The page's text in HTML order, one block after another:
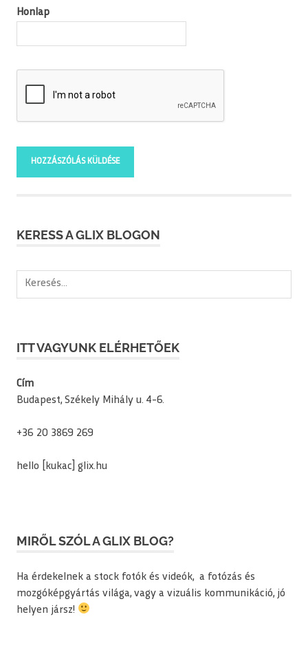
Honlap
KERESS A GLIX BLOGON
Keresés:
ITT VAGYUNK ELÉRHETŐEK
Cím
Budapest, Székely Mihály u. 4-6.
+36 20 3869 269
hello [kukac] glix.hu
MIRŐL SZÓL A GLIX BLOG?
Ha érdekelnek a stock fotók és videók, a fotózás és
mozgóképgyártás világa, vagy a vizuális kommunikáció, jó
helyen jársz!